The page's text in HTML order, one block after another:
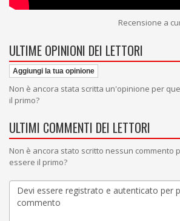
Recensione a
ULTIME OPINIONI DEI LETTORI
Aggiungi la tua opinione
Non è ancora stata scritta un'opinione per
il primo?
ULTIMI COMMENTI DEI LETTORI
Non è ancora stato scritto nessun commento
essere il primo?